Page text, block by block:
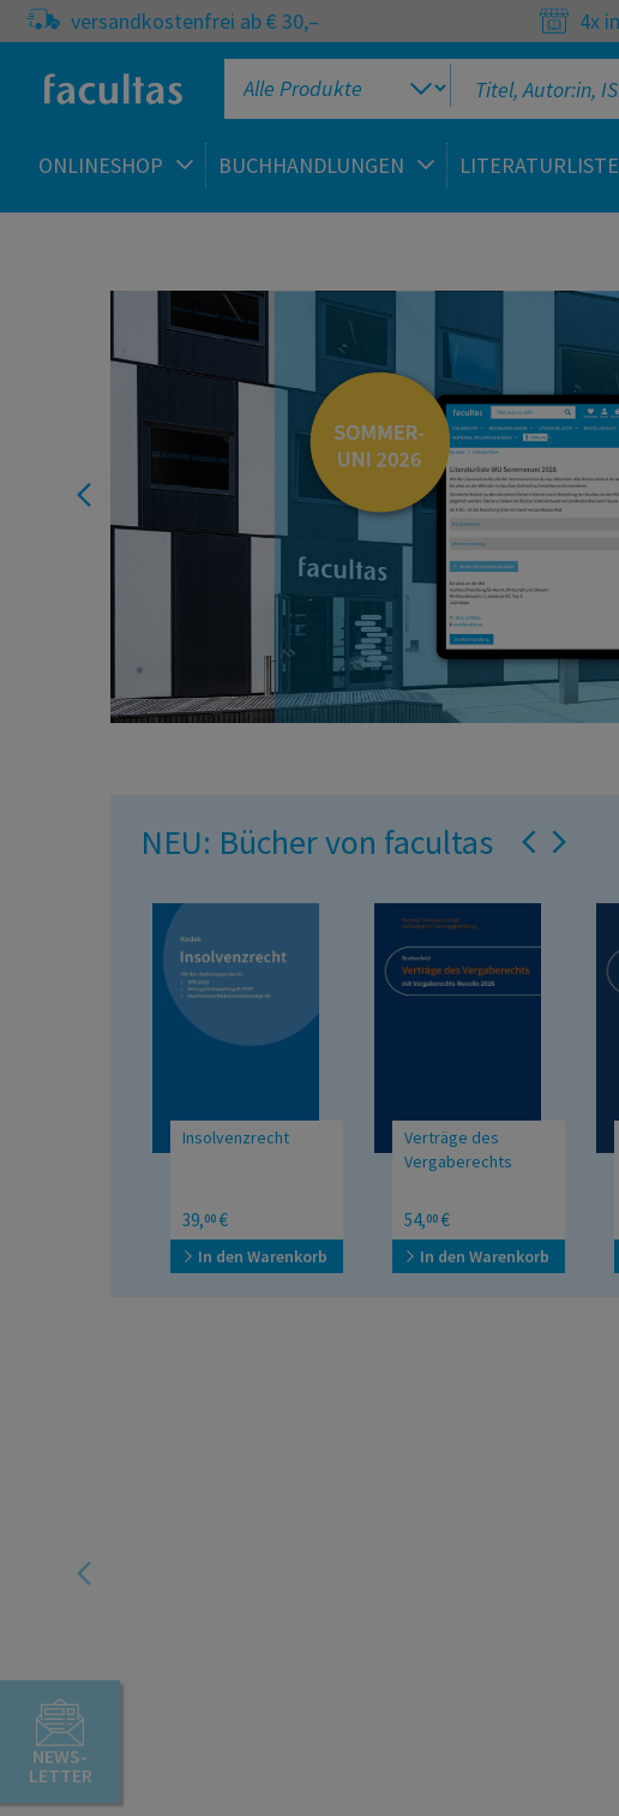
NEWS-
LETTER
versandkostenfrei ab € 30,– 4x
ONLINESHOP BUCHHANDLUNGEN
NEU: Bücher von facultas
Insolvenzrecht
Mit den Änderungen
durch die ZVN 2023, das
BetrugsbekämpfungsG
2025 und die
39,00 €
In den Warenkorb
Verträge des
Vergaberechts
54,00 €
In den Warenkorb